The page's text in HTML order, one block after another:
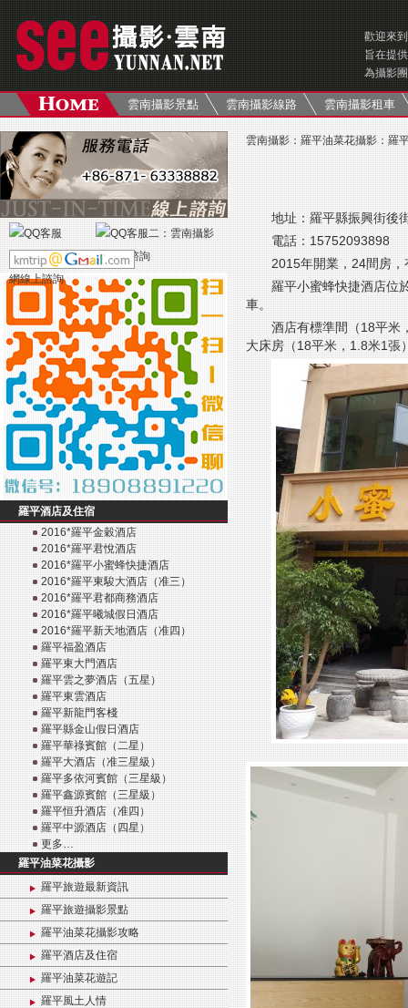
歡迎來
旨在提供
為攝影
雲南攝影景點 雲南攝影線路 雲南攝影租車
羅平酒店及住宿
2016*羅平金穀酒店
2016*羅平君悅酒店
2016*羅平小蜜蜂快捷酒店
2016*羅平東駿大酒店（准三）
2016*羅平君都商務酒店
2016*羅平曦城假日酒店
2016*羅平新天地酒店（准四）
羅平福盈酒店
羅平東大門酒店
羅平雲之夢酒店（五星）
羅平東雲酒店
羅平新龍門客棧
羅平縣金山假日酒店
羅平華祿賓館（二星）
羅平大酒店（准三星級）
羅平多依河賓館（三星級）
羅平鑫源賓館（三星級）
羅平恒升酒店（准四）
羅平中源酒店（四星）
更多…
羅平油菜花攝影
羅平旅遊最新資訊
羅平旅遊攝影景點
羅平油菜花攝影攻略
羅平酒店及住宿
羅平油菜花遊記
羅平風土人情
雲南攝影 ： 羅平油菜花攝影 ： 羅
地址：羅平縣振興街後
電話：15752093898
2015年開業，24間房
羅平小蜜蜂快捷酒店位
車。
酒店有標準間（18平米
大床房（18平米，1.8米1張